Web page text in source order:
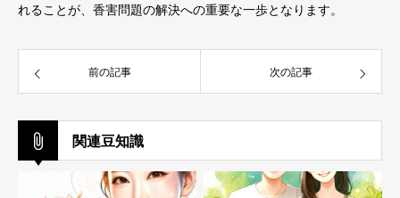
れることが、香害問題の解決への重要な一歩となります。
前の記事 次の記事
関連豆知識